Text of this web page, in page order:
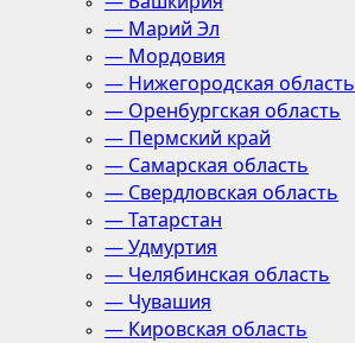
— Марий Эл
— Мордовия
— Нижегородская область
— Оренбургская область
— Пермский край
— Самарская область
— Свердловская область
— Татарстан
— Удмуртия
— Челябинская область
— Чувашия
— Кировская область